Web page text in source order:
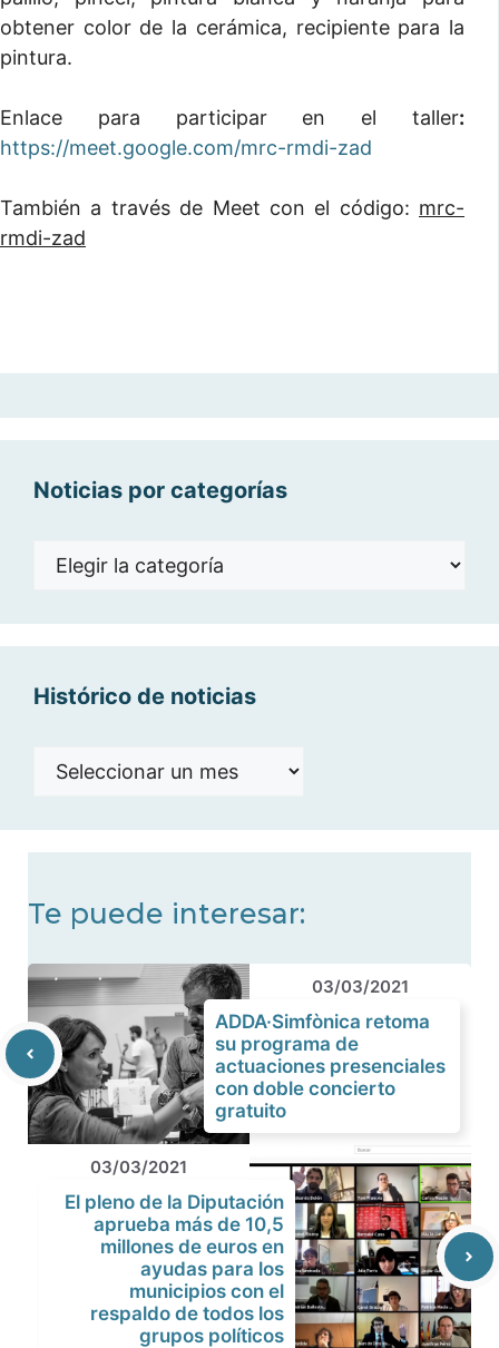
obtener color de la cerámica, recipiente para la
pintura.
Enlace para participar en el taller:
https://meet.google.com/mrc-rmdi-zad
También a través de Meet con el código: mrc-
rmdi-zad
Noticias por categorías
Noticias
Histórico de noticias
Histórico
Te puede interesar:
03/03/2021
ADDA·Simfònica retoma
su programa de
actuaciones presenciales
con doble concierto
gratuito
03/03/2021
El pleno de la Diputación
aprueba más de 10,5
millones de euros en
ayudas para los
municipios con el
respaldo de todos los
grupos políticos